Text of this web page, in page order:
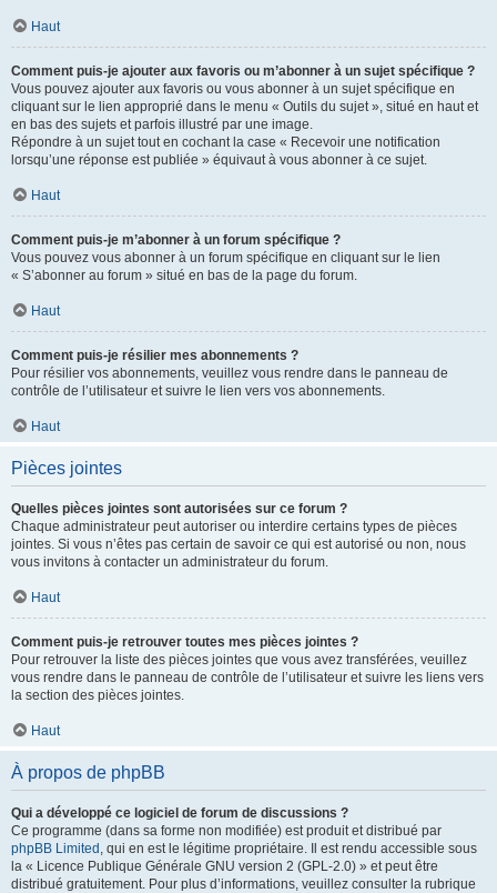
Haut
Comment puis-je ajouter aux favoris ou m’abonner à un sujet spécifique ?
Vous pouvez ajouter aux favoris ou vous abonner à un sujet spécifique en
cliquant sur le lien approprié dans le menu « Outils du sujet », situé en haut et
en bas des sujets et parfois illustré par une image.
Répondre à un sujet tout en cochant la case « Recevoir une notification
lorsqu’une réponse est publiée » équivaut à vous abonner à ce sujet.
Haut
Comment puis-je m’abonner à un forum spécifique ?
Vous pouvez vous abonner à un forum spécifique en cliquant sur le lien
« S’abonner au forum » situé en bas de la page du forum.
Haut
Comment puis-je résilier mes abonnements ?
Pour résilier vos abonnements, veuillez vous rendre dans le panneau de
contrôle de l’utilisateur et suivre le lien vers vos abonnements.
Haut
Pièces jointes
Quelles pièces jointes sont autorisées sur ce forum ?
Chaque administrateur peut autoriser ou interdire certains types de pièces
jointes. Si vous n’êtes pas certain de savoir ce qui est autorisé ou non, nous
vous invitons à contacter un administrateur du forum.
Haut
Comment puis-je retrouver toutes mes pièces jointes ?
Pour retrouver la liste des pièces jointes que vous avez transférées, veuillez
vous rendre dans le panneau de contrôle de l’utilisateur et suivre les liens vers
la section des pièces jointes.
Haut
À propos de phpBB
Qui a développé ce logiciel de forum de discussions ?
Ce programme (dans sa forme non modifiée) est produit et distribué par
phpBB Limited , qui en est le légitime propriétaire. Il est rendu accessible sous
la « Licence Publique Générale GNU version 2 (GPL-2.0) » et peut être
distribué gratuitement. Pour plus d’informations, veuillez consulter la rubrique